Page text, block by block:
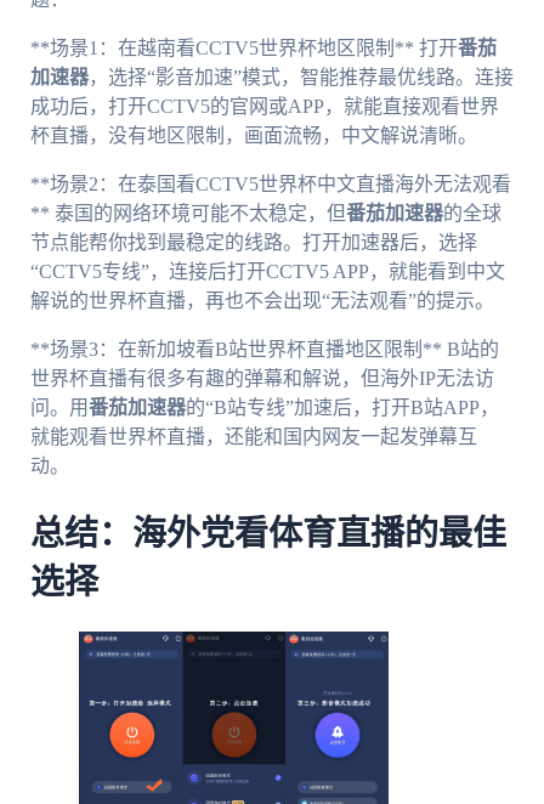
**场景1：在越南看CCTV5世界杯地区限制** 打开番茄
加速器，选择“影音加速”模式，智能推荐最优线路。连接
成功后，打开CCTV5的官网或APP，就能直接观看世界
杯直播，没有地区限制，画面流畅，中文解说清晰。
**场景2：在泰国看CCTV5世界杯中文直播海外无法观看
** 泰国的网络环境可能不太稳定，但番茄加速器的全球
节点能帮你找到最稳定的线路。打开加速器后，选择
“CCTV5专线”，连接后打开CCTV5 APP，就能看到中文
解说的世界杯直播，再也不会出现“无法观看”的提示。
**场景3：在新加坡看B站世界杯直播地区限制** B站的
世界杯直播有很多有趣的弹幕和解说，但海外IP无法访
问。用番茄加速器的“B站专线”加速后，打开B站APP，
就能观看世界杯直播，还能和国内网友一起发弹幕互
动。
总结：海外党看体育直播的最佳
选择